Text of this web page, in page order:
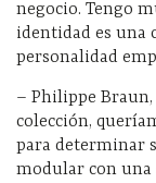
negocio. Tengo
identidad es una
personalidad
– Philippe Braun,
colección,
para determinar
modular con una